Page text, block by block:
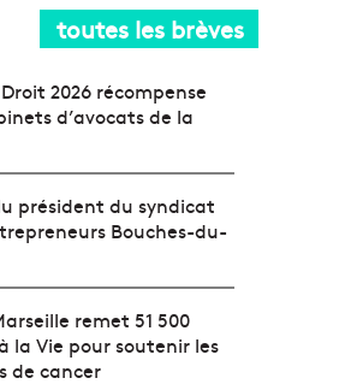
toutes les brèves
2026 récompense
d’avocats de la
président du syndicat
Bouches-du-
remet 51 500
la Vie pour soutenir les
de cancer